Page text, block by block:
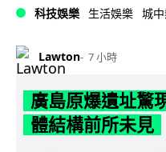
科技娛樂 生活娛樂 城
Lawton 7 小時
廣島原爆遺址驚
體結構前所未見